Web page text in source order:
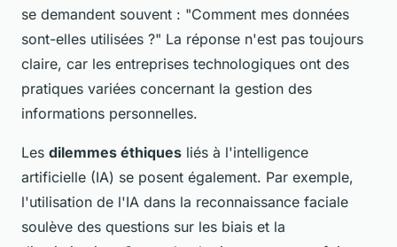
se demandent souvent : "Comment mes données
sont-elles utilisées ?" La réponse n'est pas toujours
claire, car les entreprises technologiques ont des
pratiques variées concernant la gestion des
informations personnelles.
Les dilemmes éthiques liés à l'intelligence
artificielle (IA) se posent également. Par exemple,
l'utilisation de l'IA dans la reconnaissance faciale
soulève des questions sur les biais et la